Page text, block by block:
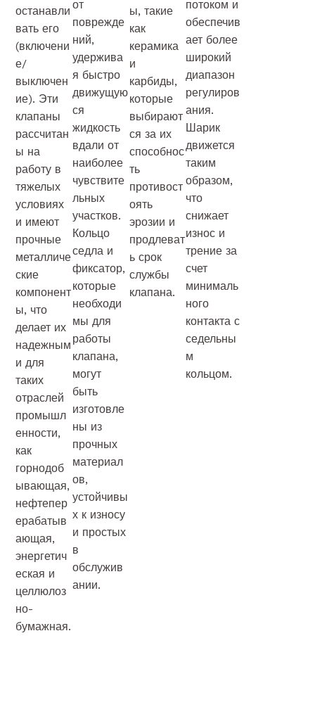
останавли
вать его
(включени
е/
выключен
ие). Эти
клапаны
рассчитан
ы на
работу в
тяжелых
условиях
и имеют
прочные
металличе
ские
компонент
ы, что
делает их
надежным
и для
таких
отраслей
промышл
енности,
как
горнодоб
ывающая,
нефтепер
ерабатыв
ающая,
энергетич
еская и
целлюлоз
но-
бумажная.
от
поврежде
ний,
удержива
я быстро
движущую
ся
жидкость
вдали от
наиболее
чувствите
льных
участков.
Кольцо
седла и
фиксатор,
которые
необходи
мы для
работы
клапана,
могут
быть
изготовле
ны из
прочных
материал
ов,
устойчивы
х к износу
и простых
в
обслужив
ании.
ы, такие
как
керамика
и
карбиды,
которые
выбирают
ся за их
способнос
ть
противост
оять
эрозии и
продлеват
ь срок
службы
клапана.
потоком и
обеспечив
ает более
широкий
диапазон
регулиров
ания.
Шарик
движется
таким
образом,
что
снижает
износ и
трение за
счет
минималь
ного
контакта с
седельны
м
кольцом.